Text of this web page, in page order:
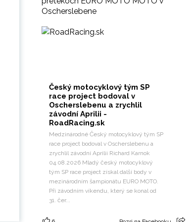
Oscherslebene
Český motocyklový tým SP
race project bodoval v
Oscherslebenu a zrychlil
závodní Aprilii -
RoadRacing.sk
Medzinárodné Český motocyklový tým SP
race project bodoval v Oscherslebenu a
zrychlil závodní Aprilii Richard Karnok
04.08.2026 Mladý český motocyklový
tým SP race project získal další body v
mezinárodním šampionátu EURO MOTO.
Při závodním víkendu, který se konal od
31. čer...